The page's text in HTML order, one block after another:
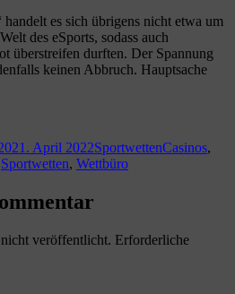
es sich übrigens nicht etwa um
des eSports, sodass auch
überstreifen durften. Der Spannung
keinen Abbruch. Hauptsache
21. April 2022SportwettenCasinos,
Sportwetten, Wettbüro
veröffentlicht. Erforderliche